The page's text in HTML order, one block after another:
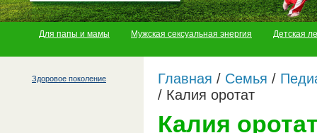
Для папы и мамы Мужская сексуальная энергия Детская
Здоровое поколение Главная / Семья /
/ Калия оротат
Калия